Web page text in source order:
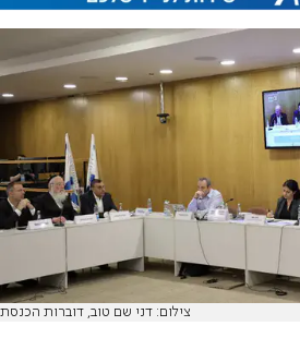
צילום: דני שם טוב, דוברות הכנסת